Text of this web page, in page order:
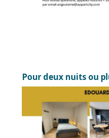
Pour deux nuits ou